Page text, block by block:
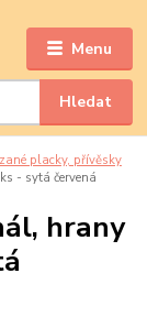
Menu
Hledat
placky, přívěsky
- sytá červená
hrany